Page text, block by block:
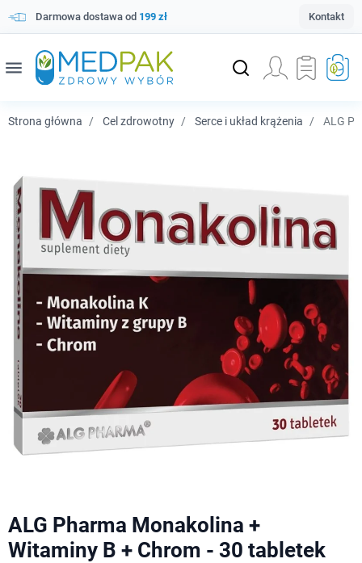
Darmowa dostawa od 199 zł Kontakt
menu
Strona główna Cel zdrowotny Serce i układ krążenia ALG
ALG Pharma Monakolina +
Witaminy B + Chrom - 30 tabletek